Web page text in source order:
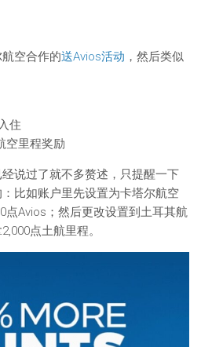
空合作的送Avios活动 ，然后类似
住
空里程奖励
说过了就不多赘述，只提醒一下
比如账户里先设置为卡塔尔航空
点Avios；然后更改设置到土耳其航
点土航里程。